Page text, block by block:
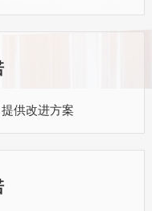
供改进方案